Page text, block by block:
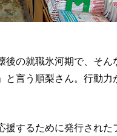
後の就職氷河期で、そん
言う順梨さん。行動力
するために発行された